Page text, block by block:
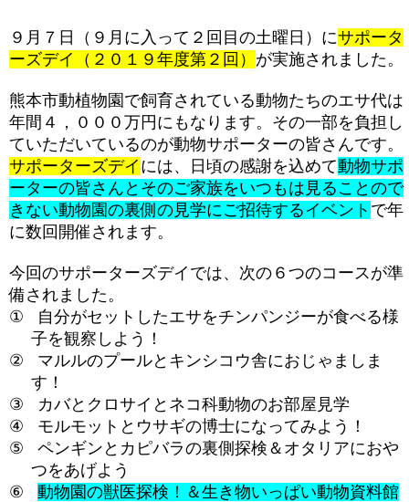
９月７日（９月に入って２回目の土曜日）にサポータ
ーズデイ（２０１９年度第２回） が実施されました。
熊本市動植物園で飼育されている動物たちのエサ代は
年間４，０００万円にもなります。その一部を負担し
ていただいているのが動物サポーターの皆さんです。
サポーターズデイ には、日頃の感謝を込めて動物サポ
ーターの皆さんとそのご家族をいつもは見ることので
きない動物園の裏側の見学にご招待するイベント で年
に数回開催されます。
今回のサポーターズデイでは、次の６つのコースが準
備されました。
①
自分がセットしたエサをチンパンジーが食べる様
子を観察しよう！
②
マルルのプールとキンシコウ舎におじゃましま
す！
③
カバとクロサイとネコ科動物のお部屋見学
④
モルモットとウサギの博士になってみよう！
⑤
ペンギンとカピバラの裏側探検＆オタリアにおや
つをあげよう
⑥
動物園の獣医探検！＆生き物いっぱい動物資料館